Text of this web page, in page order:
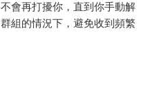
會再打擾你，直到你手動解
組的情況下，避免收到頻繁